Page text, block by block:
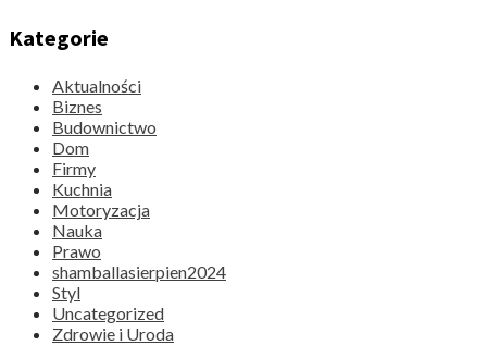
Kategorie
Aktualności
Biznes
Budownictwo
Dom
Firmy
Kuchnia
Motoryzacja
Nauka
Prawo
shamballasierpien2024
Styl
Uncategorized
Zdrowie i Uroda